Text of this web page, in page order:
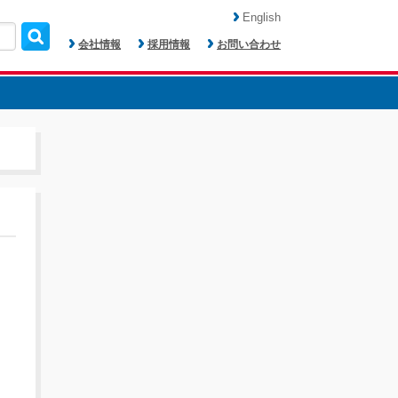
会社情報 採用情報 お問い合わせ
English